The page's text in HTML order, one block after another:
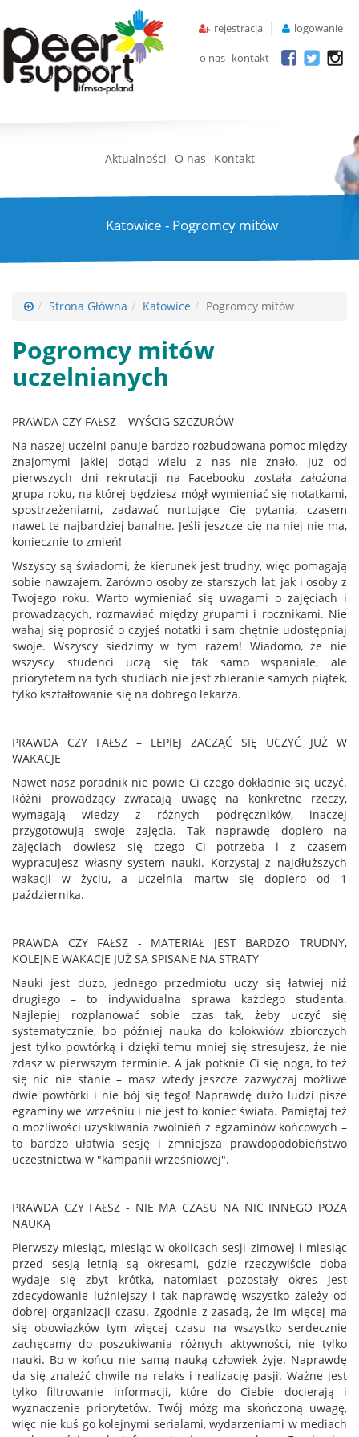
rejestracja logowanie
o nas kontakt
Aktualności O nas Kontakt
Katowice - Pogromcy mitów
Strona Główna Katowice Pogromcy mitów
Pogromcy mitów
uczelnianych
PRAWDA CZY FAŁSZ – WYŚCIG SZCZURÓW
Na naszej uczelni panuje bardzo rozbudowana pomoc między
znajomymi jakiej dotąd wielu z nas nie znało. Już od
pierwszych dni rekrutacji na Facebooku została założona
grupa roku, na której będziesz mógł wymieniać się notatkami,
spostrzeżeniami, zadawać nurtujące Cię pytania, czasem
nawet te najbardziej banalne. Jeśli jeszcze cię na niej nie ma,
koniecznie to zmień!
Wszyscy są świadomi, że kierunek jest trudny, więc pomagają
sobie nawzajem. Zarówno osoby ze starszych lat, jak i osoby z
Twojego roku. Warto wymieniać się uwagami o zajęciach i
prowadzących, rozmawiać między grupami i rocznikami. Nie
wahaj się poprosić o czyjeś notatki i sam chętnie udostępniaj
swoje. Wszyscy siedzimy w tym razem! Wiadomo, że nie
wszyscy studenci uczą się tak samo wspaniale, ale
priorytetem na tych studiach nie jest zbieranie samych piątek,
tylko kształtowanie się na dobrego lekarza.
PRAWDA CZY FAŁSZ – LEPIEJ ZACZĄĆ SIĘ UCZYĆ JUŻ W
WAKACJE
Nawet nasz poradnik nie powie Ci czego dokładnie się uczyć.
Różni prowadzący zwracają uwagę na konkretne rzeczy,
wymagają wiedzy z różnych podręczników, inaczej
przygotowują swoje zajęcia. Tak naprawdę dopiero na
zajęciach dowiesz się czego Ci potrzeba i z czasem
wypracujesz własny system nauki. Korzystaj z najdłuższych
wakacji w życiu, a uczelnia martw się dopiero od 1
października.
PRAWDA CZY FAŁSZ - MATERIAŁ JEST BARDZO TRUDNY,
KOLEJNE WAKACJE JUŻ SĄ SPISANE NA STRATY
Nauki jest dużo, jednego przedmiotu uczy się łatwiej niż
drugiego – to indywidualna sprawa każdego studenta.
Najlepiej rozplanować sobie czas tak, żeby uczyć się
systematycznie, bo później nauka do kolokwiów zbiorczych
jest tylko powtórką i dzięki temu mniej się stresujesz, że nie
zdasz w pierwszym terminie. A jak potknie Ci się noga, to też
się nic nie stanie – masz wtedy jeszcze zazwyczaj możliwe
dwie powtórki i nie bój się tego! Naprawdę dużo ludzi pisze
egzaminy we wrześniu i nie jest to koniec świata. Pamiętaj też
o możliwości uzyskiwania zwolnień z egzaminów końcowych –
to bardzo ułatwia sesję i zmniejsza prawdopodobieństwo
uczestnictwa w "kampanii wrześniowej".
PRAWDA CZY FAŁSZ - NIE MA CZASU NA NIC INNEGO POZA
NAUKĄ
Pierwszy miesiąc, miesiąc w okolicach sesji zimowej i miesiąc
przed sesją letnią są okresami, gdzie rzeczywiście doba
wydaje się zbyt krótka, natomiast pozostały okres jest
zdecydowanie luźniejszy i tak naprawdę wszystko zależy od
dobrej organizacji czasu. Zgodnie z zasadą, że im więcej ma
się obowiązków tym więcej czasu na wszystko serdecznie
zachęcamy do poszukiwania różnych aktywności, nie tylko
nauki. Bo w końcu nie samą nauką człowiek żyje. Naprawdę
da się znaleźć chwile na relaks i realizację pasji. Ważne jest
tylko filtrowanie informacji, które do Ciebie docierają i
wyznaczenie priorytetów. Twój mózg ma skończoną uwagę,
więc nie kuś go kolejnymi serialami, wydarzeniami w mediach